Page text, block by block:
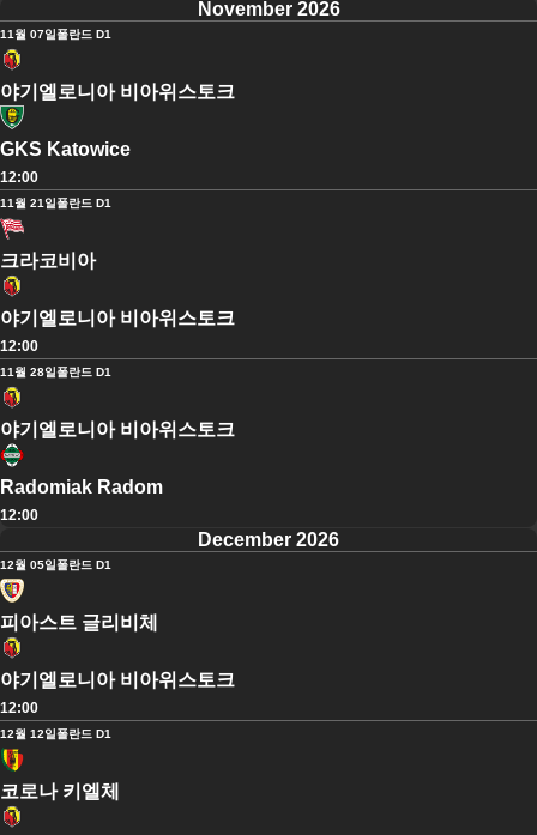
November 2026
11월 07일폴란드 D1
야기엘로니아 비아위스토크
GKS Katowice
12:00
11월 21일폴란드 D1
크라코비아
야기엘로니아 비아위스토크
12:00
11월 28일폴란드 D1
야기엘로니아 비아위스토크
Radomiak Radom
12:00
December 2026
12월 05일폴란드 D1
피아스트 글리비체
야기엘로니아 비아위스토크
12:00
12월 12일폴란드 D1
코로나 키엘체